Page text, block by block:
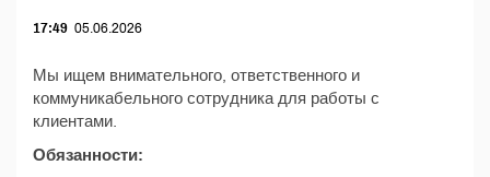
17:49 05.06.2026
Мы ищем внимательного, ответственного и
коммуникабельного сотрудника для работы с
клиентами.
Обязанности: